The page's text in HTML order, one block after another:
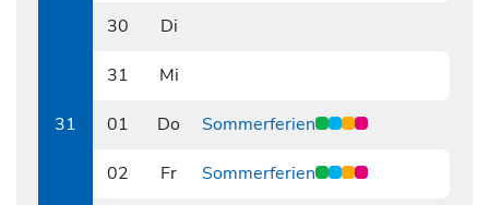
31
30
Di
31
Mi
01
Do Sommerferien
02
Fr Sommerferien